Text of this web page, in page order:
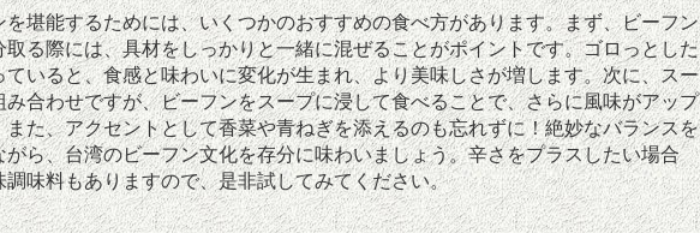
を堪能するためには、いくつかのおすすめの食べ方があります。まず、ビーフン
取る際には、具材をしっかりと一緒に混ぜることがポイントです。ゴロっとした
ていると、食感と味わいに変化が生まれ、より美味しさが増します。次に、スー
み合わせですが、ビーフンをスープに浸して食べることで、さらに風味がアップ
また、アクセントとして香菜や青ねぎを添えるのも忘れずに！絶妙なバランスを
がら、台湾のビーフン文化を存分に味わいましょう。辛さをプラスしたい場合
調味料もありますので、是非試してみてください。